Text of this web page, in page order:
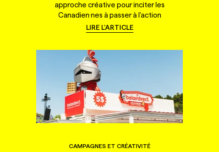
approche créative pour inciter les
Canadien·nes à passer à l'action
LIRE L'ARTICLE
CAMPAGNES ET CRÉATIVITÉ